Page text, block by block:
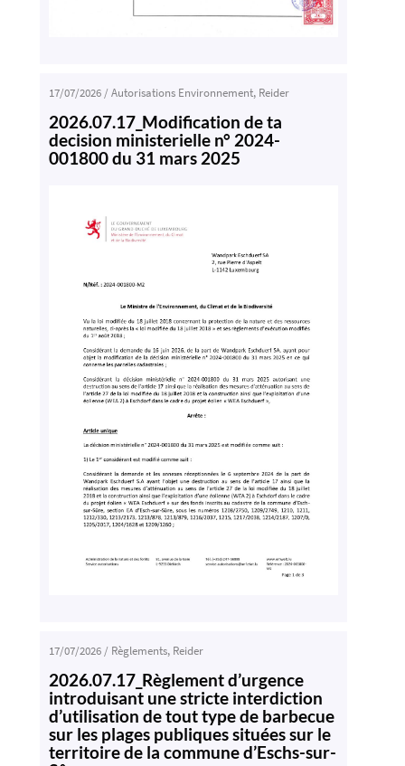
17/07/2026/Autorisations Environnement, Reider
2026.07.17_Modification de ta
decision ministerielle n° 2024-
001800 du 31 mars 2025
17/07/2026/ Règlements, Reider
2026.07.17_Règlement d’urgence
introduisant une stricte interdiction
d’utilisation de tout type de barbecue
sur les plages publiques situées sur le
territoire de la commune d’Eschs-sur-